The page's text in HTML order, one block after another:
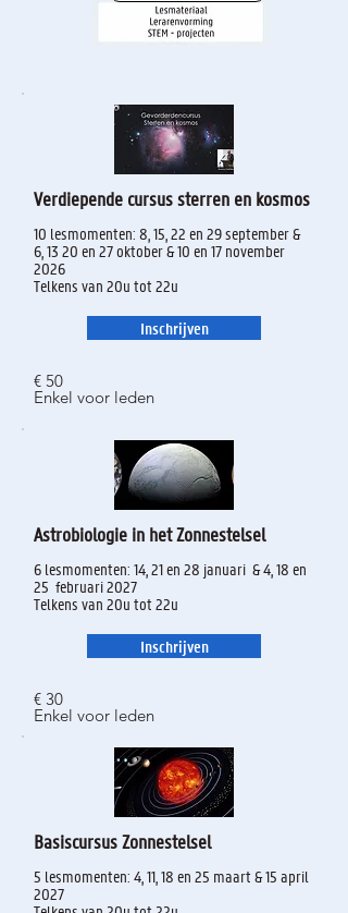
Verdiepende cursus sterren en kosmos
10 lesmomenten: 8, 15, 22 en 29 september &
6, 13 20 en 27 oktober & 10 en 17 november
2026
Telkens van 20u tot 22u
Inschrijven
€ 50
Enkel voor leden
Astrobiologie in het Zonnestelsel
6 lesmomenten: 14, 21 en 28 januari & 4, 18 en
25 februari 2027
Telkens van 20u tot 22u
Inschrijven
€ 30
Enkel voor leden
Basiscursus Zonnestelsel
5 lesmomenten: 4, 11, 18 en 25 maart & 15 april
2027